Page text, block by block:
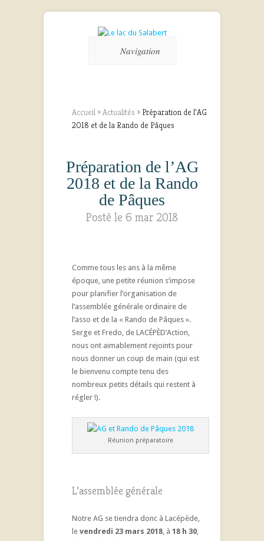
Navigation
Accueil »Actualités » Préparation de l’AG
2018 et de la Rando de Pâques
Préparation de l’AG
2018 et de la Rando
de Pâques
Posté le 6 mar 2018
Comme tous les ans à la même
époque, une petite réunion s’impose
pour planifier l’organisation de
l’assemblée générale ordinaire de
l’asso et de la « Rando de Pâques ».
Serge et Fredo, de LACÉPÈD’Action,
nous ont aimablement rejoints pour
nous donner un coup de main (qui est
le bienvenu compte tenu des
nombreux petits détails qui restent à
régler !).
Réunion préparatoire
L’assemblée générale
Notre AG se tiendra donc à Lacépède,
le vendredi 23 mars 2018, à 18 h 30,